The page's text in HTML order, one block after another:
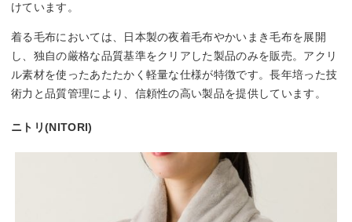
けています。
着る毛布においては、日本製の夜着毛布やかいまき毛布を展開
し、独自の厳格な品質基準をクリアした製品のみを販売。アクリ
ル素材を使ったあたたかく軽量な仕様が特徴です。長年培った技
術力と品質管理により、信頼性の高い製品を提供しています。
ニトリ(NITORI)